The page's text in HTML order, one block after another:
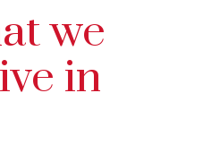
we
in